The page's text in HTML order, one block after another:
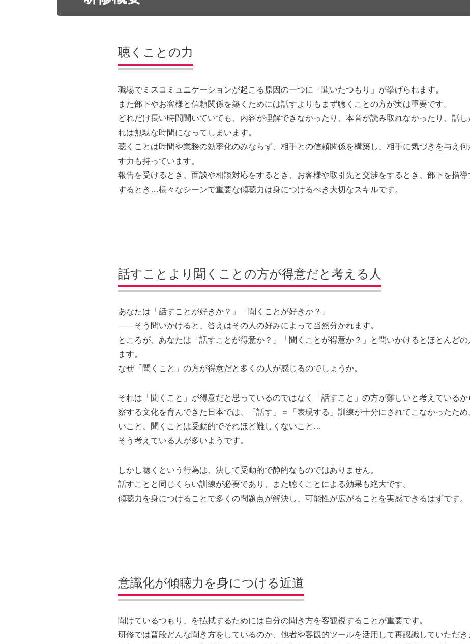
聴くことの力
職場でミスコミュニケーションが起こる原因の一つに「聞いたつもり」が挙げられます。
また部下やお客様と信頼関係を築くためには話すよりもまず聴くことの方が実は重要です。
どれだけ長い時間聞いていても、内容が理解できなかったり、本音が読み取れなかったり、話
れは無駄な時間になってしまいます。
聴くことは時間や業務の効率化のみならず、相手との信頼関係を構築し、相手に気づきを与え
す力も持っています。
報告を受けるとき、面談や相談対応をするとき、お客様や取引先と交渉をするとき、部下を指
するとき…様々なシーンで重要な傾聴力は身につけるべき大切なスキルです。
話すことより聞くことの方が得意だと考える人
あなたは「話すことが好きか？」「聞くことが好きか？」
——そう問いかけると、答えはその人の好みによって当然分かれます。
ところが、あなたは「話すことが得意か？」「聞くことが得意か？」と問いかけるとほとんど
ます。
なぜ「聞くこと」の方が得意だと多くの人が感じるのでしょうか。
それは「聞くこと」が得意だと思っているのではなく「話すこと」の方が難しいと考えているか
察する文化を育んできた日本では、「話す」＝「表現する」訓練が十分にされてこなかったた
いこと、聞くことは受動的でそれほど難しくないこと…
そう考えている人が多いようです。
しかし聴くという行為は、決して受動的で静的なものではありません。
話すことと同じくらい訓練が必要であり、また聴くことによる効果も絶大です。
傾聴力を身につけることで多くの問題点が解決し、可能性が広がることを実感できるはずです。
意識化が傾聴力を身につける近道
聞けているつもり、を払拭するためには自分の聞き方を客観視することが重要です。
研修では普段どんな聞き方をしているのか、他者や客観的ツールを活用して再認識していただき